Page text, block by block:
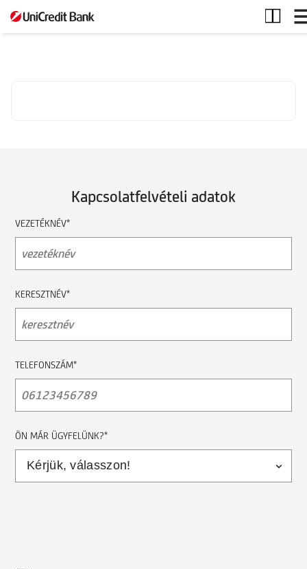
Hitel
vonal
Kapcsolatfelvételi adatok
VEZETÉKNÉV*
KERESZTNÉV*
TELEFONSZÁM*
ÖN MÁR ÜGYFELÜNK?*